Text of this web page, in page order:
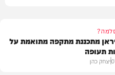
מתכננת מתקפה מתואמת על
תעופה
יצחק כהן